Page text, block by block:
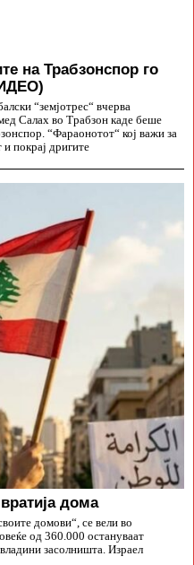
на Трабзонспор го
“земјотрес“ вчерва
Салах во Трабзон каде беше
“Фараонотот“ кој важи за
покрај дригите
дома
домови“, се вели во
од 360.000 остануваат
засолништа. Израел